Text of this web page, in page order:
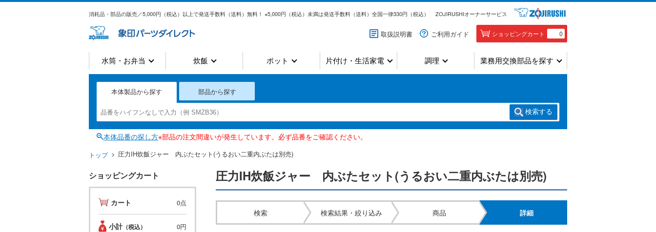
消耗品・部品の販売／5,000円（税込）以上で発送手数料（送料）無料！ ※5,000円（税込）未満は発送手数料（送料）全国一律330円（税込） ZOJIRUSHIオーナーサービス
取扱説明書 ご利用ガイド ショッピングカート 0
水筒・お弁当 炊飯 ポット 片付け・生活家電 調理 業務用交換部品を探す
本体製品から探す 部品から探す
検索する
本体品番の探し方※部品の注文間違いが発生しています。必ず品番をご確認ください。
トップ 圧力IH炊飯ジャー 内ぶたセット(うるおい二重内ぶたは別売)
圧力IH炊飯ジャー 内ぶたセット(うるおい二重内ぶたは別売)
検索 検索結果・絞り込み 商品 詳細
ショッピングカート
カート 0点
小計 （税込） 0円